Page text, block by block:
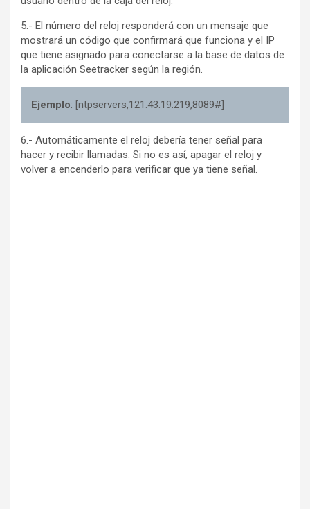
5.- El número del reloj responderá con un mensaje que
mostrará un código que confirmará que funciona y el IP
que tiene asignado para conectarse a la base de datos de
la aplicación Seetracker según la región.
Ejemplo: [ntpservers,121.43.19.219,8089#]
6.- Automáticamente el reloj debería tener señal para
hacer y recibir llamadas. Si no es así, apagar el reloj y
volver a encenderlo para verificar que ya tiene señal.